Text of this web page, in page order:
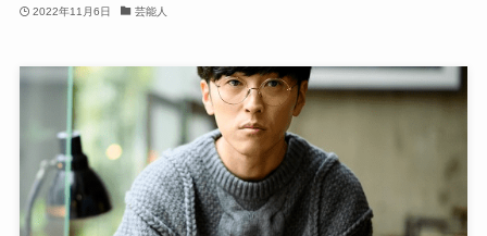
2022年11月6日 芸能人